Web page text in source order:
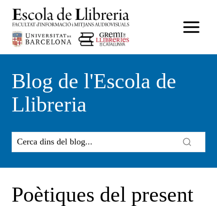
contingut
Blog de l'Escola de
Llibreria
Poètiques del present